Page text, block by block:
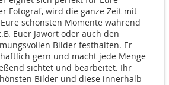
Fotograf, wird die ganze Zeit mit
schönsten Momente während
Euer Jawort oder auch den
Bilder festhalten. Er
gern und macht jede Menge
sichtet und bearbeitet. Ihr
Bilder und diese innerhalb